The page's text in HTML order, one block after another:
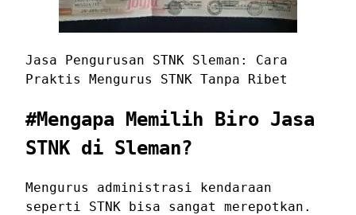
Jasa Pengurusan STNK Sleman: Cara
Praktis Mengurus STNK Tanpa Ribet
#Mengapa Memilih Biro Jasa
STNK di Sleman?
Mengurus administrasi kendaraan
seperti STNK bisa sangat merepotkan.